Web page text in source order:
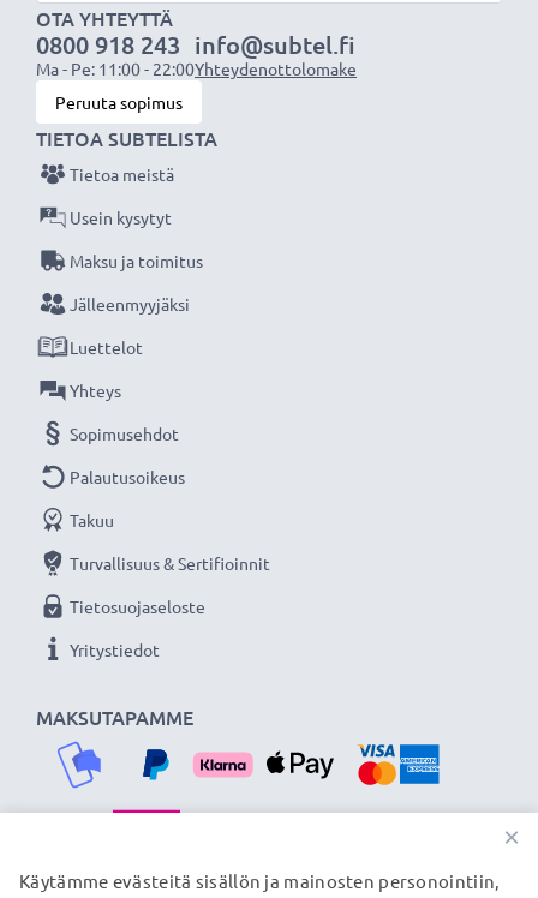
Teknologia: Litiumionit
Mitat: 65.80 x 53.70 x 4.80mm
Väri: Musta valkoinen
subtel vaihtoakku - laatua edulliseen hintaan.
★3 vuoden takuu
Olemme vuonna 2004 perustettu kansainvälinen
verkkokauppa, joka tarjoaa laadukkaita tuotteita, ja
siksi tarjoamme 36 kuukauden takuun!
OTA YHTEYTTÄ
0800 918 243
Ma - Pe: 11:00 - 22:00
info@subtel.fi
Yhteydenottolomake
Peruuta sopimus
MAKSUTAPAMME
TIETOA SUBTELISTA
Tietoa meistä
Usein kysytyt
Maksu ja toimitus
Jälleenmyyjäksi
Luettelot
Yhteys
Sopimusehdot
Palautusoikeus
Takuu
Turvallisuus & Sertifioinnit
Tietosuojaseloste
Yritystiedot
TOIMITUSKUMPPANIMME
×
Käytämme evästeitä sisällön ja mainosten personointiin,